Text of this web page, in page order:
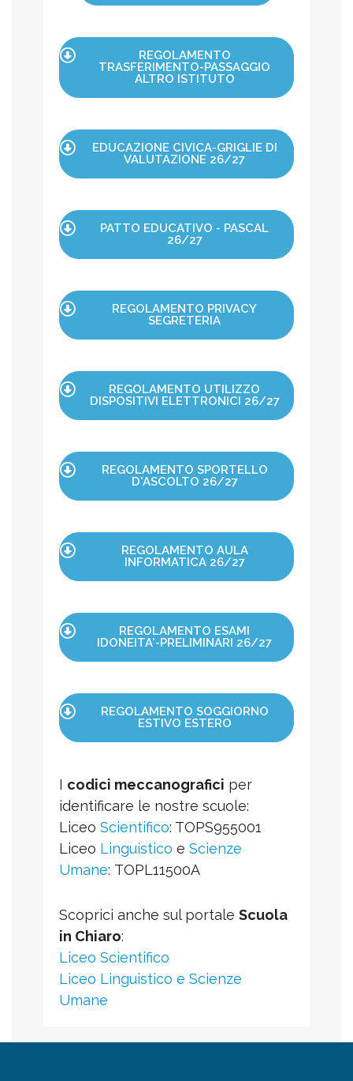
REGOLAMENTO
TRASFERIMENTO-PASSAGGIO
ALTRO ISTITUTO
EDUCAZIONE CIVICA-GRIGLIE DI
VALUTAZIONE 26/27
PATTO EDUCATIVO - PASCAL
26/27
REGOLAMENTO PRIVACY
SEGRETERIA
REGOLAMENTO UTILIZZO
DISPOSITIVI ELETTRONICI 26/27
REGOLAMENTO SPORTELLO
D'ASCOLTO 26/27
REGOLAMENTO AULA
INFORMATICA 26/27
REGOLAMENTO ESAMI
IDONEITA'-PRELIMINARI 26/27
REGOLAMENTO SOGGIORNO
ESTIVO ESTERO
I codici meccanografici per
identificare le nostre scuole:
Liceo Scientifico: TOPS955001
Liceo Linguistico e Scienze
Umane: TOPL11500A
Scoprici anche sul portale Scuola
in Chiaro:
Liceo Scientifico
Liceo Linguistico e Scienze
Umane